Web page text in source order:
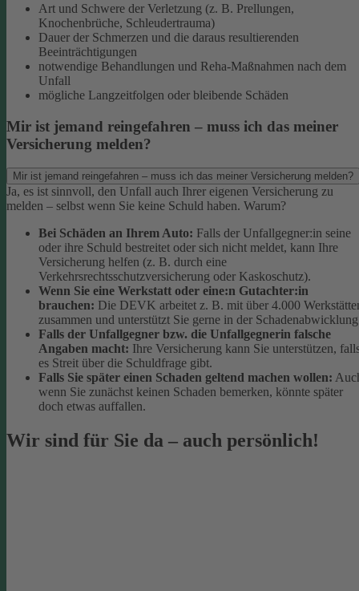
Art und Schwere der Verletzung (z. B. Prellungen,
Knochenbrüche, Schleudertrauma)
Dauer der Schmerzen und die daraus resultierenden
Beeinträchtigungen
notwendige Behandlungen und Reha-Maßnahmen nach dem
Unfall
mögliche Langzeitfolgen oder bleibende Schäden
Mir ist jemand reingefahren – muss ich das meiner
Versicherung melden?
Mir ist jemand reingefahren – muss ich das meiner Versicherung melden?
Ja, es ist sinnvoll, den Unfall auch Ihrer eigenen Versicherung zu
melden – selbst wenn Sie keine Schuld haben. Warum?
Bei Schäden an Ihrem Auto: Falls der Unfallgegner:in seine
oder ihre Schuld bestreitet oder sich nicht meldet, kann Ihre
Versicherung helfen (z. B. durch eine
Verkehrsrechtsschutzversicherung oder Kaskoschutz).
Wenn Sie eine Werkstatt oder eine:n Gutachter:in
brauchen: Die DEVK arbeitet z. B. mit über 4.000
zusammen und unterstützt Sie gerne in der
Falls der Unfallgegner bzw. die Unfallgegnerin falsche
Angaben macht: Ihre Versicherung kann Sie unterstützen,
es Streit über die Schuldfrage gibt.
Falls Sie später einen Schaden geltend machen wollen:
wenn Sie zunächst keinen Schaden bemerken, könnte später
doch etwas auffallen.
Wir sind für Sie da – auch persönlich!